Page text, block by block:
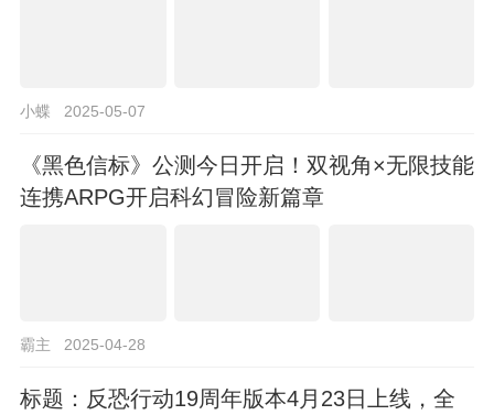
小蝶 2025-05-07
《黑色信标》公测今日开启！双视角×无限技能
连携ARPG开启科幻冒险新篇章
霸主 2025-04-28
标题：反恐行动19周年版本4月23日上线，全